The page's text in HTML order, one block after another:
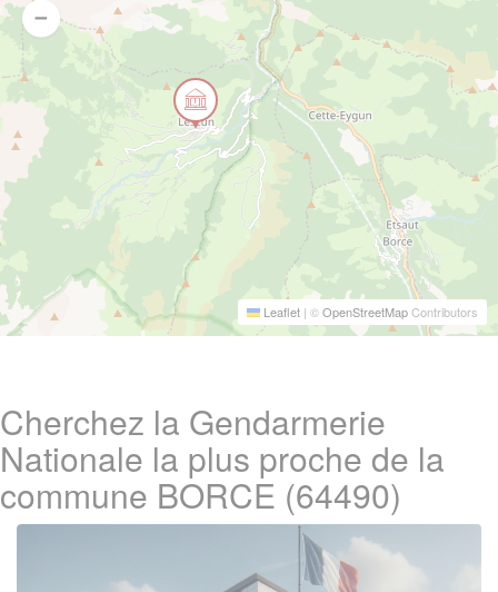
Leaflet | ©OpenStreetMapContributors
Cherchez la Gendarmerie
Nationale la plus proche de la
commune BORCE (64490)